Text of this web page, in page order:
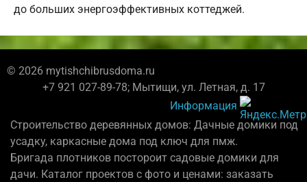
до больших энергоэффективных коттеджей.
© 2026 mytishchibrusdoma.ru
+7 921 027-89-78; Мытищи, ул. Летная, д. 17
Информация
Строительство деревянных домов: Дачные домики под
усадку, каркасные дома под ключ для пмж.
Бригада плотников постороит садовые домики для
дачи. Каталог проектов с фото и ценами: заказать